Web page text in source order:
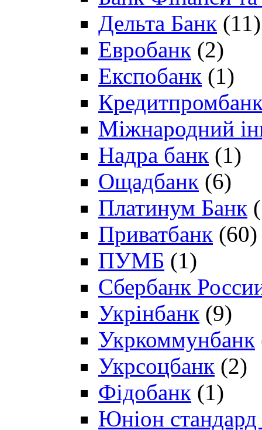
Дельта Банк (11)
Евробанк (2)
Експобанк (1)
Міжнародний
Надра банк (1)
Ощадбанк (6)
Платинум Банк
Приватбанк (60)
ПУМБ (1)
Сбербанк
Укрінбанк (9)
Укркоммунбанк
Укрсоцбанк (2)
Фідобанк (1)
Юніон стандард